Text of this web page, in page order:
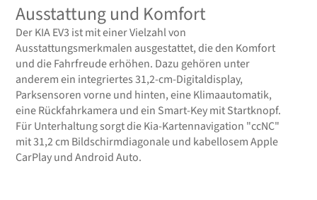
Ausstattung und Komfort
Der KIA EV3 ist mit einer Vielzahl von
Ausstattungsmerkmalen ausgestattet, die den Komfort
und die Fahrfreude erhöhen. Dazu gehören unter
anderem ein integriertes 31,2-cm-Digitaldisplay,
Parksensoren vorne und hinten, eine Klimaautomatik,
eine Rückfahrkamera und ein Smart-Key mit Startknopf.
Für Unterhaltung sorgt die Kia-Kartennavigation "ccNC"
mit 31,2 cm Bildschirmdiagonale und kabellosem Apple
CarPlay und Android Auto.